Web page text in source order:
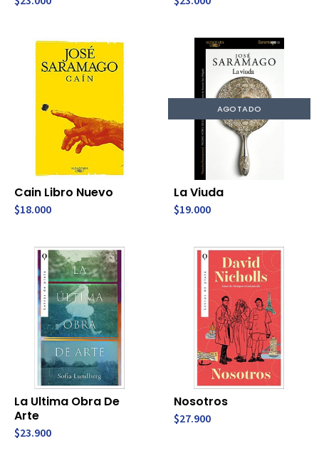
Cain Libro Nuevo
$18.000
AGOTADO
La Viuda
$19.000
La Ultima Obra De
Arte
$23.900
Nosotros
$27.900